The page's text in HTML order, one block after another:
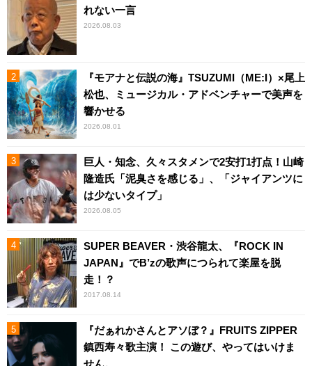
れない一言
2026.08.03
『モアナと伝説の海』TSUZUMI（ME:I）×尾上
松也、ミュージカル・アドベンチャーで美声を
響かせる
2026.08.01
巨人・知念、久々スタメンで2安打1打点！山崎
隆造氏「泥臭さを感じる」、「ジャイアンツに
は少ないタイプ」
2026.08.05
SUPER BEAVER・渋谷龍太、『ROCK IN
JAPAN』でB’zの歌声につられて楽屋を脱
走！？
2017.08.14
『だぁれかさんとアソぼ？』FRUITS ZIPPER
鎮西寿々歌主演！ この遊び、やってはいけま
せん。